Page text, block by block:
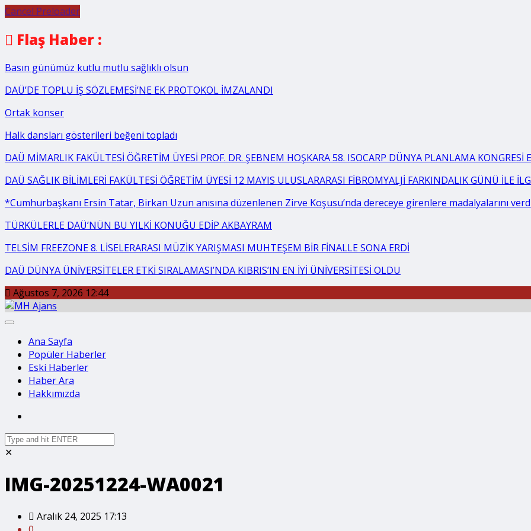
Cancel Preloader
Flaş Haber :
Basın günümüz kutlu mutlu sağlıklı olsun
DAÜ’DE TOPLU İŞ SÖZLEMESİ’NE EK PROTOKOL İMZALANDI
Ortak konser
Halk dansları gösterileri beğeni topladı
DAÜ MİMARLIK FAKÜLTESİ ÖĞRETİM ÜYESİ PROF. DR. ŞEBNEM HOŞKARA 58. ISOCARP DÜNYA PLANLAMA KONGRESİ
DAÜ SAĞLIK BİLİMLERİ FAKÜLTESİ ÖĞRETİM ÜYESİ 12 MAYIS ULUSLARARASI FİBROMYALJİ FARKINDALIK GÜNÜ İLE
*Cumhurbaşkanı Ersin Tatar, Birkan Uzun anısına düzenlenen Zirve Koşusu’nda dereceye girenlere madalyalarını
TÜRKÜLERLE DAÜ’NÜN BU YILKİ KONUĞU EDİP AKBAYRAM
TELSİM FREEZONE 8. LİSELERARASI MÜZİK YARIŞMASI MUHTEŞEM BİR FİNALLE SONA ERDİ
DAÜ DÜNYA ÜNİVERSİTELER ETKİ SIRALAMASI’NDA KIBRIS’IN EN İYİ ÜNİVERSİTESİ OLDU
Ağustos 7, 2026 12:44
Ana Sayfa
Popüler Haberler
Eski Haberler
Haber Ara
Hakkımızda
✕
IMG-20251224-WA0021
Aralık 24, 2025 17:13